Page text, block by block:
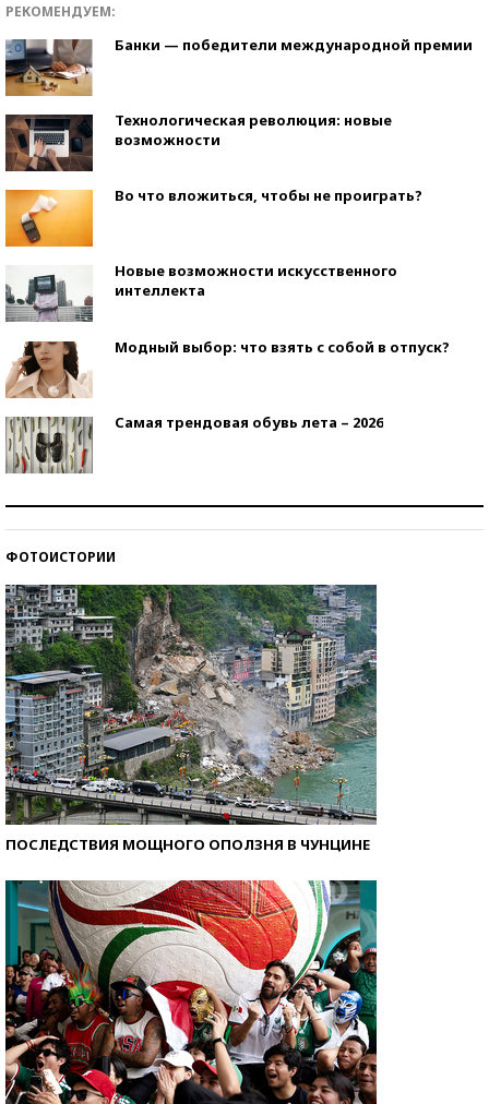
РЕКОМЕНДУЕМ:
Банки — победители международной премии
Технологическая революция: новые
возможности
Во что вложиться, чтобы не проиграть?
Новые возможности искусственного
интеллекта
Модный выбор: что взять с собой в отпуск?
Самая трендовая обувь лета – 2026
ФОТОИСТОРИИ
ПОСЛЕДСТВИЯ МОЩНОГО ОПОЛЗНЯ В ЧУНЦИНЕ